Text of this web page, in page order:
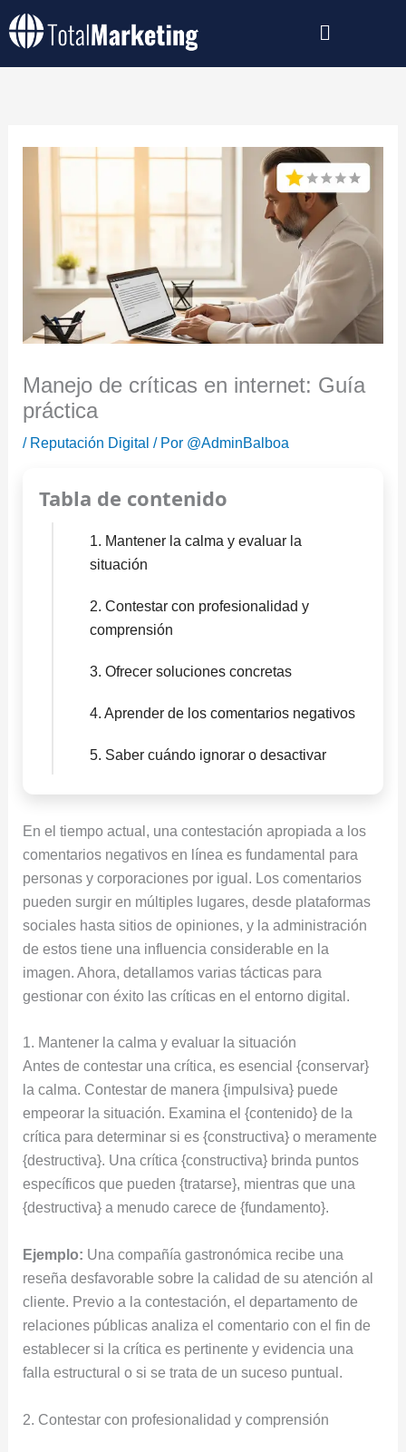
al
Manejo de críticas en internet: Guía
práctica
/ Reputación Digital / Por @AdminBalboa
Tabla de contenido
1. Mantener la calma y evaluar la
situación
2. Contestar con profesionalidad y
comprensión
3. Ofrecer soluciones concretas
4. Aprender de los comentarios negativos
5. Saber cuándo ignorar o desactivar
En el tiempo actual, una contestación apropiada a los
comentarios negativos en línea es fundamental para
personas y corporaciones por igual. Los comentarios
pueden surgir en múltiples lugares, desde plataformas
sociales hasta sitios de opiniones, y la administración
de estos tiene una influencia considerable en la
imagen. Ahora, detallamos varias tácticas para
gestionar con éxito las críticas en el entorno digital.
1. Mantener la calma y evaluar la situación
Antes de contestar una crítica, es esencial {conservar}
la calma. Contestar de manera {impulsiva} puede
empeorar la situación. Examina el {contenido} de la
crítica para determinar si es {constructiva} o meramente
{destructiva}. Una crítica {constructiva} brinda puntos
específicos que pueden {tratarse}, mientras que una
{destructiva} a menudo carece de {fundamento}.
Ejemplo: Una compañía gastronómica recibe una
reseña desfavorable sobre la calidad de su atención al
cliente. Previo a la contestación, el departamento de
relaciones públicas analiza el comentario con el fin de
establecer si la crítica es pertinente y evidencia una
falla estructural o si se trata de un suceso puntual.
2. Contestar con profesionalidad y comprensión